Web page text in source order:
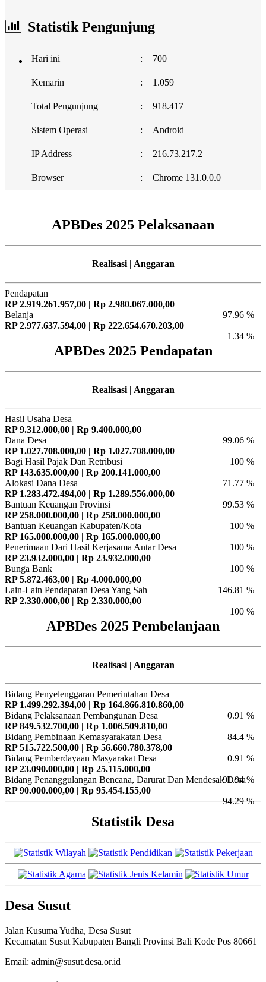
Statistik Pengunjung
Hari ini : 700
Kemarin : 1.059
Total Pengunjung : 918.417
Sistem Operasi : Android
IP Address : 216.73.217.2
Browser : Chrome 131.0.0.0
APBDes 2025 Pelaksanaan
Realisasi | Anggaran
Pendapatan
RP 2.919.261.957,00 | Rp 2.980.067.000,00
97.96 %
Belanja
RP 2.977.637.594,00 | Rp 222.654.670.203,00
1.34 %
APBDes 2025 Pendapatan
Realisasi | Anggaran
Hasil Usaha Desa
RP 9.312.000,00 | Rp 9.400.000,00
99.06 %
Dana Desa
RP 1.027.708.000,00 | Rp 1.027.708.000,00
100 %
Bagi Hasil Pajak Dan Retribusi
RP 143.635.000,00 | Rp 200.141.000,00
71.77 %
Alokasi Dana Desa
RP 1.283.472.494,00 | Rp 1.289.556.000,00
99.53 %
Bantuan Keuangan Provinsi
RP 258.000.000,00 | Rp 258.000.000,00
100 %
Bantuan Keuangan Kabupaten/Kota
RP 165.000.000,00 | Rp 165.000.000,00
100 %
Penerimaan Dari Hasil Kerjasama Antar Desa
RP 23.932.000,00 | Rp 23.932.000,00
100 %
Bunga Bank
RP 5.872.463,00 | Rp 4.000.000,00
146.81 %
Lain-Lain Pendapatan Desa Yang Sah
RP 2.330.000,00 | Rp 2.330.000,00
100 %
APBDes 2025 Pembelanjaan
Realisasi | Anggaran
Bidang Penyelenggaran Pemerintahan Desa
RP 1.499.292.394,00 | Rp 164.866.810.860,00
0.91 %
Bidang Pelaksanaan Pembangunan Desa
RP 849.532.700,00 | Rp 1.006.509.810,00
84.4 %
Bidang Pembinaan Kemasyarakatan Desa
RP 515.722.500,00 | Rp 56.660.780.378,00
0.91 %
Bidang Pemberdayaan Masyarakat Desa
RP 23.090.000,00 | Rp 25.115.000,00
91.94 %
Bidang Penanggulangan Bencana, Darurat Dan Mendesak Desa
RP 90.000.000,00 | Rp 95.454.155,00
94.29 %
Statistik Desa
Desa Susut
Jalan Kusuma Yudha, Desa Susut
Kecamatan Susut Kabupaten Bangli Provinsi Bali Kode Pos 80661
Email: admin@susut.desa.or.id